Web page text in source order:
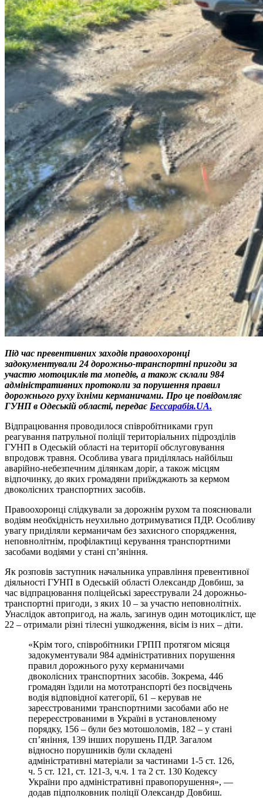
Під час превентивних заходів правоохоронці
задокументували 24 дорожньо-транспортні пригоди за
участю мотоциклів та мопедів, а також склали 984
адміністративних протоколи за порушення правил
дорожнього руху їхніми керманичами. Про це повідомляє
ГУНП в Одеській області, передає Бессарабія.UA.
Відпрацювання проводилося співробітниками груп
реагування патрульної поліції територіальних підрозділів
ГУНП в Одеській області на території обслуговування
впродовж травня. Особлива увага приділялась найбільш
аварійно-небезпечним ділянкам доріг, а також місцям
відпочинку, до яких громадяни приїжджають за кермом
двоколісних транспортних засобів.
Правоохоронці слідкували за дорожнім рухом та пояснювали
водіям необхідність неухильно дотримуватися ПДР. Особливу
увагу приділяли керманичам без захисного спорядження,
неповнолітнім, профілактиці керування транспортними
засобами водіями у стані сп’яніння.
Як розповів заступник начальника управління превентивної
діяльності ГУНП в Одеській області Олександр Довбиш, за
час відпрацювання поліцейські зареєстрували 24 дорожньо-
транспортні пригоди, з яких 10 – за участю неповнолітніх.
Унаслідок автопригод, на жаль, загинув один мотоцикліст, ще
22 – отримали різні тілесні ушкодження, вісім із них – діти.
«Крім того, співробітники ГРПП протягом місяця
задокументували 984 адміністративних порушення
правил дорожнього руху керманичами
двоколісних транспортних засобів. Зокрема, 446
громадян їздили на мототранспорті без посвідчень
водія відповідної категорії, 61 – керував не
зареєстрованими транспортними засобами або не
перереєстрованими в Україні в установленому
порядку, 156 – були без мотошоломів, 182 – у стані
сп’яніння, 139 інших порушень ПДР. Загалом
відносно порушників були складені
адміністративні матеріали за частинами 1-5 ст. 126,
ч. 5 ст. 121, ст. 121-3, ч.ч. 1 та 2 ст. 130 Кодексу
України про адміністративні правопорушення», —
додав підполковник поліції Олександр Довбиш.